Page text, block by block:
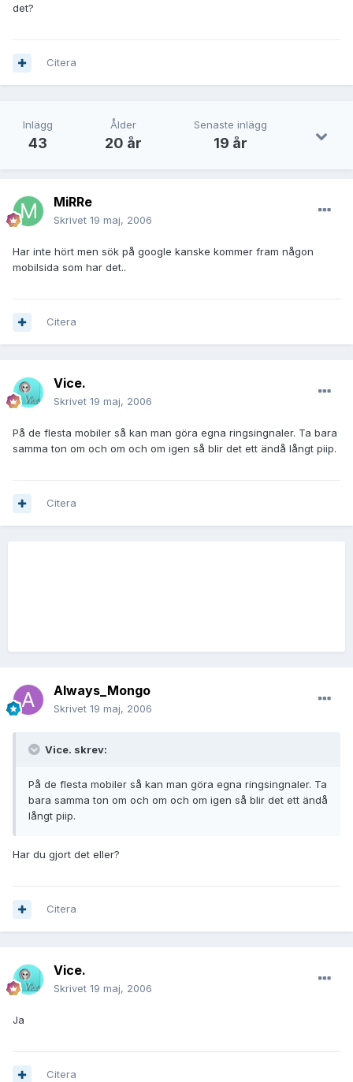
det?
Citera
Inlägg
43
Ålder
20 år
Senaste inlägg
19 år
MiRRe
Skrivet 19 maj, 2006
Har inte hört men sök på google kanske kommer fram någon
mobilsida som har det..
Citera
Vice.
Skrivet 19 maj, 2006
På de flesta mobiler så kan man göra egna ringsingnaler. Ta bara
samma ton om och om och om igen så blir det ett ändå långt piip.
Citera
Always_Mongo
Skrivet 19 maj, 2006
Vice. skrev:
På de flesta mobiler så kan man göra egna ringsingnaler. Ta
bara samma ton om och om och om igen så blir det ett ändå
långt piip.
Har du gjort det eller?
Citera
Vice.
Skrivet 19 maj, 2006
Ja
Citera